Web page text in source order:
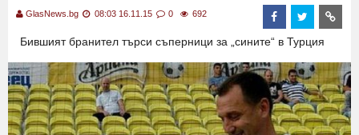
GlasNews.bg 08:03 16.11.15 0 692
Бившият бранител търси съперници за „сините“ в Турция